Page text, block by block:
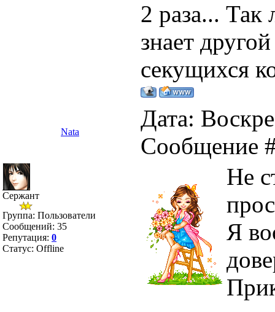
2 раза... Так
знает
секущихся
Nata
Дата:
Сообщение
Сержант
Группа: Пользователи
Сообщений: 35
Репутация: 0
Статус: Offline
Не
Я